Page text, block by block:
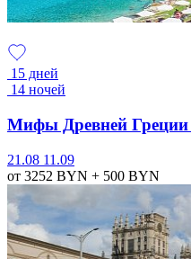
15 дней
14 ночей
Мифы Древней Греции
21.08 11.09
от 3252 BYN + 500 BYN